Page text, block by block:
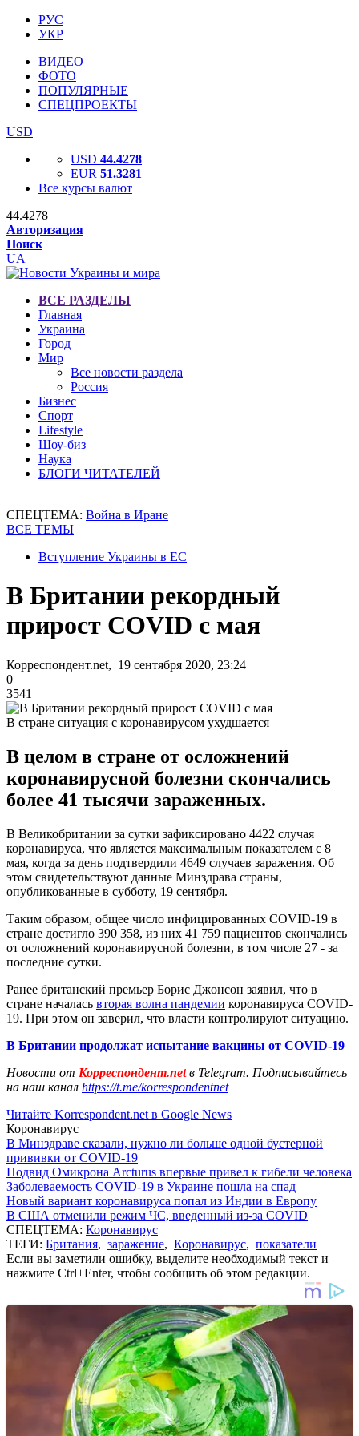
РУС
УКР
ВИДЕО
ФОТО
ПОПУЛЯРНЫЕ
СПЕЦПРОЕКТЫ
USD
USD 44.4278
EUR 51.3281
Все курсы валют
44.4278
Авторизация
Поиск
UA
ВСЕ РАЗДЕЛЫ
Главная
Украина
Город
Мир
Все новости раздела
Россия
Бизнес
Спорт
Lifestyle
Шоу-биз
Наука
БЛОГИ ЧИТАТЕЛЕЙ
СПЕЦТЕМА: Война в Иране
ВСЕ ТЕМЫ
Вступление Украины в ЕС
В Британии рекордный
прирост COVID с мая
Корреспондент.net, 19 сентября 2020, 23:24
0
3541
В стране ситуация с коронавирусом ухудшается
В целом в стране от осложнений
коронавирусной болезни скончались
более 41 тысячи зараженных.
В Великобритании за сутки зафиксировано 4422 случая
коронавируса, что является максимальным показателем с 8
мая, когда за день подтвердили 4649 случаев заражения. Об
этом свидетельствуют данные Минздрава страны,
опубликованные в субботу, 19 сентября.
Таким образом, общее число инфицированных COVID-19 в
стране достигло 390 358, из них 41 759 пациентов скончались
от осложнений коронавирусной болезни, в том числе 27 - за
последние сутки.
Ранее британский премьер Борис Джонсон заявил, что в
стране началась вторая волна пандемии коронавируса COVID-
19. При этом он заверил, что власти контролируют ситуацию.
В Британии продолжат испытание вакцины от COVID-19
Новости от Корреспондент.netв Telegram. Подписывайтесь
на наш канал https://t.me/korrespondentnet
Читайте Korrespondent.net в Google News
Коронавирус
В Минздраве сказали, нужно ли больше одной бустерной
прививки от COVID-19
Подвид Омикрона Arcturus впервые привел к гибели человека
Заболеваемость COVID-19 в Украине пошла на спад
Новый вариант коронавируса попал из Индии в Европу
В США отменили режим ЧС, введенный из-за COVID
СПЕЦТЕМА: Коронавирус
ТЕГИ: Британия, заражение, Коронавирус, показатели
Если вы заметили ошибку, выделите необходимый текст и
нажмите Ctrl+Enter, чтобы сообщить об этом редакции.